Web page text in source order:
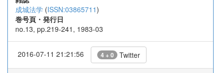
成城法学 (ISSN:03865711)
巻号頁・発行日
no.13, pp.219-241, 1983-03
2016-07-11 21:21:56 4 + 0 Twitter